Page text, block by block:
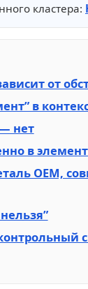
кластера:
от
в
нет
в
OEM,